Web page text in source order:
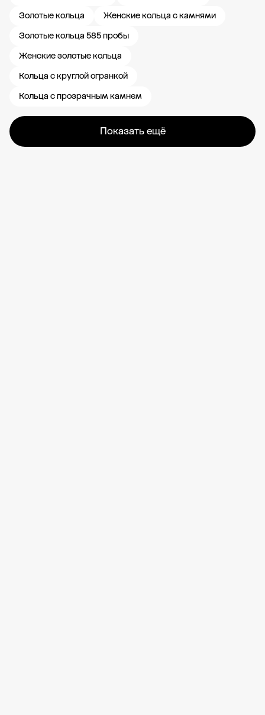
Золотые кольца
Женские кольца с камнями
Золотые кольца 585 пробы
Женские золотые кольца
Кольца с круглой огранкой
Кольца с прозрачным камнем
Показать ещё